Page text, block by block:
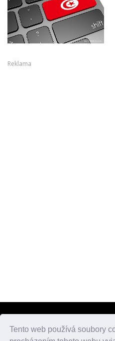
Tento web používá soubory
Reklama